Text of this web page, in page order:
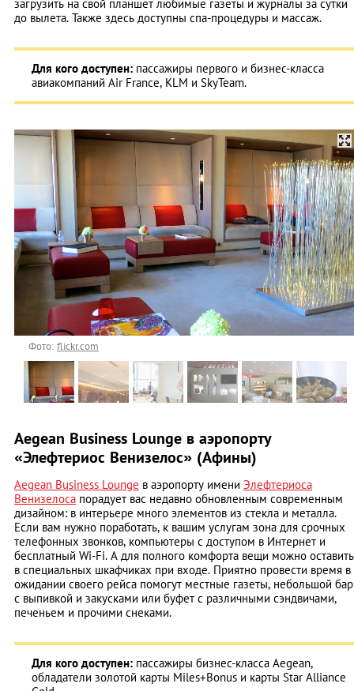
загрузить на свой планшет любимые газеты и журналы за сутки
до вылета. Также здесь доступны спа-процедуры и массаж.
Для кого доступен: пассажиры первого и бизнес-класса
авиакомпаний Air France, KLM и SkyTeam.
Фото:flickr.com
Aegean Business Lounge в аэропорту
«Элефтериос Венизелос» (Афины)
Aegean Business Lounge в аэропорту имени Элефтериоса
Венизелоса порадует вас недавно обновленным современным
дизайном: в интерьере много элементов из стекла и металла.
Если вам нужно поработать, к вашим услугам зона для срочных
телефонных звонков, компьютеры с доступом в Интернет и
бесплатный Wi-Fi. А для полного комфорта вещи можно оставить
в специальных шкафчиках при входе. Приятно провести время в
ожидании своего рейса помогут местные газеты, небольшой бар
с выпивкой и закусками или буфет с различными сэндвичами,
печеньем и прочими снеками.
Для кого доступен: пассажиры бизнес-класса Aegean,
обладатели золотой карты Miles+Bonus и карты Star Alliance